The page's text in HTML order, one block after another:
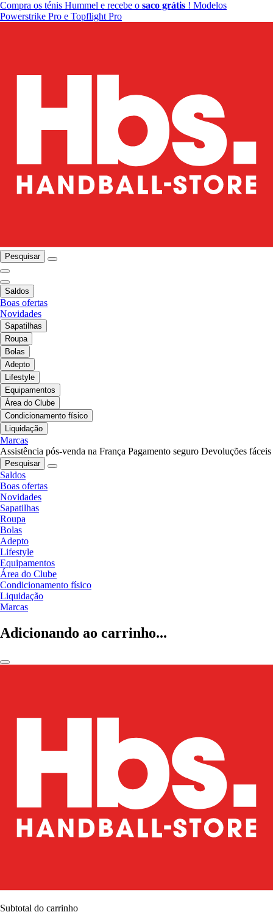
Compra os ténis Hummel e recebe o saco grátis ! Modelos
Powerstrike Pro e Topflight Pro
Pesquisar
Saldos
Boas ofertas
Novidades
Sapatilhas
Roupa
Bolas
Adepto
Lifestyle
Equipamentos
Área do Clube
Condicionamento físico
Liquidação
Marcas
Assistência pós-venda na França Pagamento seguro Devoluções fáceis
Pesquisar
Saldos
Boas ofertas
Novidades
Sapatilhas
Roupa
Bolas
Adepto
Lifestyle
Equipamentos
Área do Clube
Condicionamento físico
Liquidação
Marcas
Adicionando ao carrinho...
Subtotal do carrinho